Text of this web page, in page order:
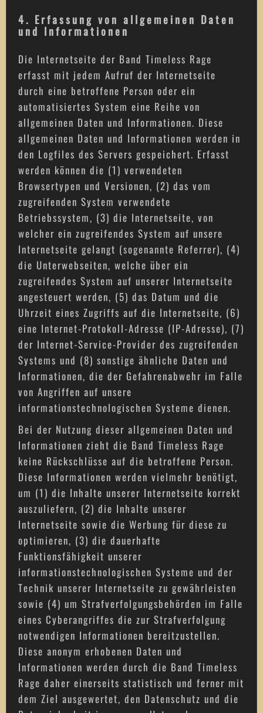
4. Erfassung von allgemeinen Daten
und Informationen
Die Internetseite der Band Timeless Rage
erfasst mit jedem Aufruf der Internetseite
durch eine betroffene Person oder ein
automatisiertes System eine Reihe von
allgemeinen Daten und Informationen. Diese
allgemeinen Daten und Informationen werden in
den Logfiles des Servers gespeichert. Erfasst
werden können die (1) verwendeten
Browsertypen und Versionen, (2) das vom
zugreifenden System verwendete
Betriebssystem, (3) die Internetseite, von
welcher ein zugreifendes System auf unsere
Internetseite gelangt (sogenannte Referrer), (4)
die Unterwebseiten, welche über ein
zugreifendes System auf unserer Internetseite
angesteuert werden, (5) das Datum und die
Uhrzeit eines Zugriffs auf die Internetseite, (6)
eine Internet-Protokoll-Adresse (IP-Adresse), (7)
der Internet-Service-Provider des zugreifenden
Systems und (8) sonstige ähnliche Daten und
Informationen, die der Gefahrenabwehr im Falle
von Angriffen auf unsere
informationstechnologischen Systeme dienen.
Bei der Nutzung dieser allgemeinen Daten und
Informationen zieht die Band Timeless Rage
keine Rückschlüsse auf die betroffene Person.
Diese Informationen werden vielmehr benötigt,
um (1) die Inhalte unserer Internetseite korrekt
auszuliefern, (2) die Inhalte unserer
Internetseite sowie die Werbung für diese zu
optimieren, (3) die dauerhafte
Funktionsfähigkeit unserer
informationstechnologischen Systeme und der
Technik unserer Internetseite zu gewährleisten
sowie (4) um Strafverfolgungsbehörden im Falle
eines Cyberangriffes die zur Strafverfolgung
notwendigen Informationen bereitzustellen.
Diese anonym erhobenen Daten und
Informationen werden durch die Band Timeless
Rage daher einerseits statistisch und ferner mit
dem Ziel ausgewertet, den Datenschutz und die